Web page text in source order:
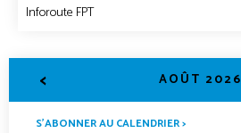
Inforoute FPT
< AOÛT 2026
S’ABONNER AU CALENDRIER >